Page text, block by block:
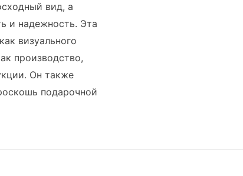
вид, а
и надежность. Эта
визуального
производство,
Он также
подарочной